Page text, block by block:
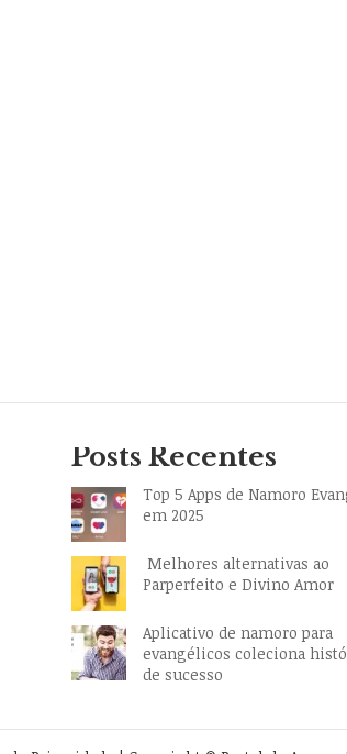
Posts Recentes
Top 5 Apps de Namoro
em 2025
Melhores alternativas ao
Parperfeito e Divino Amor
Aplicativo de namoro para
evangélicos coleciona
de sucesso